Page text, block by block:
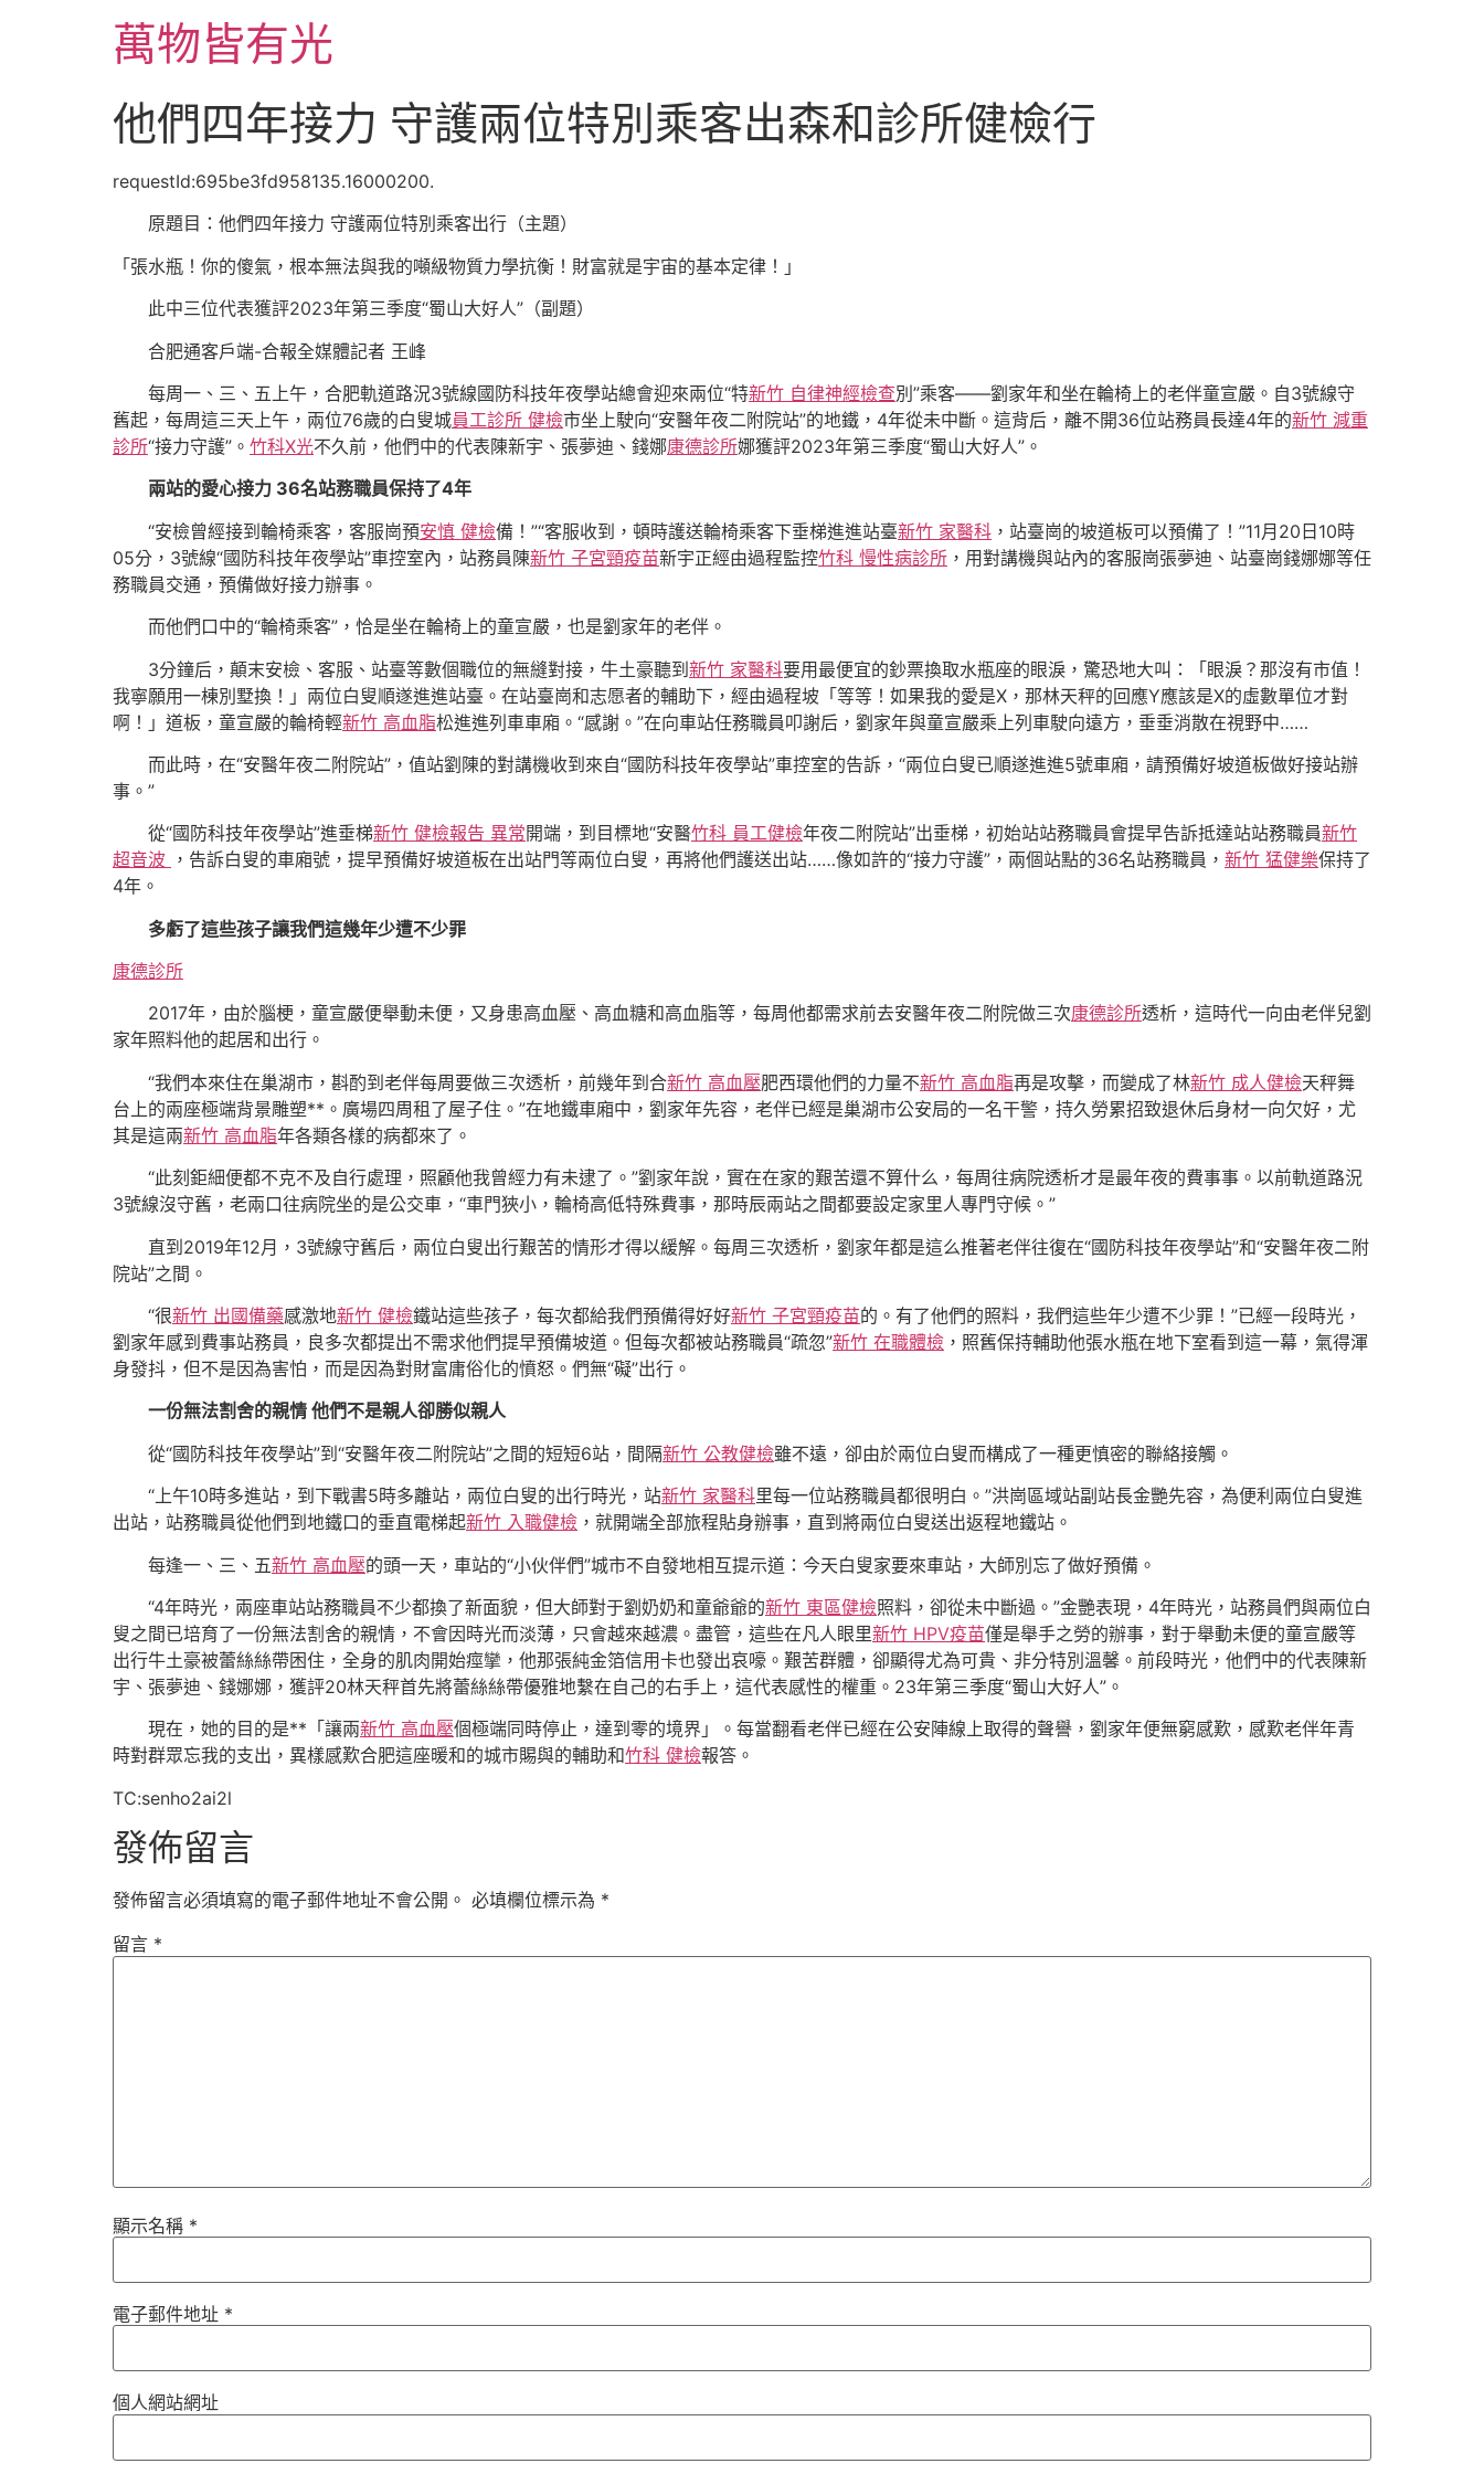
萬物皆有光
他們四年接力 守護兩位特別乘客出森和診所健檢行
requestId:695be3fd958135.16000200.
原題目：他們四年接力 守護兩位特別乘客出行（主題）
「張水瓶！你的傻氣，根本無法與我的噸級物質力學抗衡！財富就是宇宙的基本定律！」
此中三位代表獲評2023年第三季度“蜀山大好人”（副題）
合肥通客戶端-合報全媒體記者 王峰
每周一、三、五上午，合肥軌道路況3號線國防科技年夜學站總會迎來兩位“特新竹 自律神經檢查別”乘客——劉家年和坐在輪椅上的老伴童宣嚴。自3號線守
舊起，每周這三天上午，兩位76歲的白叟城員工診所 健檢市坐上駛向“安醫年夜二附院站”的地鐵，4年從未中斷。這背后，離不開36位站務員長達4年的新竹 減重
診所“接力守護”。 竹科X光不久前，他們中的代表陳新宇、張夢迪、錢娜康德診所娜獲評2023年第三季度“蜀山大好人”。
兩站的愛心接力 36名站務職員保持了4年
“安檢曾經接到輪椅乘客，客服崗預安慎 健檢備！”“客服收到，頓時護送輪椅乘客下垂梯進進站臺新竹 家醫科 ，站臺崗的坡道板可以預備了！”11月20日10時
05分，3號線“國防科技年夜學站”車控室內，站務員陳新竹 子宮頸疫苗新宇正經由過程監控竹科 慢性病診所 ，用對講機與站內的客服崗張夢迪、站臺崗錢娜娜等任
務職員交通，預備做好接力辦事。
而他們口中的“輪椅乘客”，恰是坐在輪椅上的童宣嚴，也是劉家年的老伴。
3分鐘后，顛末安檢、客服、站臺等數個職位的無縫對接，牛土豪聽到新竹 家醫科要用最便宜的鈔票換取水瓶座的眼淚，驚恐地大叫：「眼淚？那沒有市值！
我寧願用一棟別墅換！」兩位白叟順遂進進站臺。在站臺崗和志愿者的輔助下，經由過程坡「等等！如果我的愛是X，那林天秤的回應Y應該是X的虛數單位才對
啊！」道板，童宣嚴的輪椅輕新竹 高血脂松進進列車車廂。“感謝。”在向車站任務職員叩謝后，劉家年與童宣嚴乘上列車駛向遠方，垂垂消散在視野中……
而此時，在“安醫年夜二附院站”，值站劉陳的對講機收到來自“國防科技年夜學站”車控室的告訴，“兩位白叟已順遂進進5號車廂，請預備好坡道板做好接站辦
事。”
從“國防科技年夜學站”進垂梯新竹 健檢報告 異常開端，到目標地“安醫竹科 員工健檢年夜二附院站”出垂梯，初始站站務職員會提早告訴抵達站站務職員新竹
超音波 ，告訴白叟的車廂號，提早預備好坡道板在出站門等兩位白叟，再將他們護送出站……像如許的“接力守護”，兩個站點的36名站務職員， 新竹 猛健樂保持了
4年。
多虧了這些孩子讓我們這幾年少遭不少罪
康德診所
2017年，由於腦梗，童宣嚴便舉動未便，又身患高血壓、高血糖和高血脂等，每周他都需求前去安醫年夜二附院做三次康德診所透析，這時代一向由老伴兒劉
家年照料他的起居和出行。
“我們本來住在巢湖市，斟酌到老伴每周要做三次透析，前幾年到合新竹 高血壓肥西環他們的力量不新竹 高血脂再是攻擊，而變成了林新竹 成人健檢天秤舞
台上的兩座極端背景雕塑**。廣場四周租了屋子住。”在地鐵車廂中，劉家年先容，老伴已經是巢湖市公安局的一名干警，持久勞累招致退休后身材一向欠好，尤
其是這兩新竹 高血脂年各類各樣的病都來了。
“此刻鉅細便都不克不及自行處理，照顧他我曾經力有未逮了。”劉家年說，實在在家的艱苦還不算什么，每周往病院透析才是最年夜的費事事。以前軌道路況
3號線沒守舊，老兩口往病院坐的是公交車，“車門狹小，輪椅高低特殊費事，那時辰兩站之間都要設定家里人專門守候。”
直到2019年12月，3號線守舊后，兩位白叟出行艱苦的情形才得以緩解。每周三次透析，劉家年都是這么推著老伴往復在“國防科技年夜學站”和“安醫年夜二附
院站”之間。
“很新竹 出國備藥感激地新竹 健檢鐵站這些孩子，每次都給我們預備得好好新竹 子宮頸疫苗的。有了他們的照料，我們這些年少遭不少罪！”已經一段時光，
劉家年感到費事站務員，良多次都提出不需求他們提早預備坡道。但每次都被站務職員“疏忽”新竹 在職體檢 ，照舊保持輔助他張水瓶在地下室看到這一幕，氣得渾
身發抖，但不是因為害怕，而是因為對財富庸俗化的憤怒。們無“礙”出行。
一份無法割舍的親情 他們不是親人卻勝似親人
從“國防科技年夜學站”到“安醫年夜二附院站”之間的短短6站，間隔新竹 公教健檢雖不遠，卻由於兩位白叟而構成了一種更慎密的聯絡接觸。
“上午10時多進站，到下戰書5時多離站，兩位白叟的出行時光，站新竹 家醫科里每一位站務職員都很明白。”洪崗區域站副站長金艷先容，為便利兩位白叟進
出站，站務職員從他們到地鐵口的垂直電梯起新竹 入職健檢 ，就開端全部旅程貼身辦事，直到將兩位白叟送出返程地鐵站。
每逢一、三、五新竹 高血壓的頭一天，車站的“小伙伴們”城市不自發地相互提示道：今天白叟家要來車站，大師別忘了做好預備。
“4年時光，兩座車站站務職員不少都換了新面貌，但大師對于劉奶奶和童爺爺的新竹 東區健檢照料，卻從未中斷過。”金艷表現，4年時光，站務員們與兩位白
叟之間已培育了一份無法割舍的親情，不會因時光而淡薄，只會越來越濃。盡管，這些在凡人眼里新竹 HPV疫苗僅是舉手之勞的辦事，對于舉動未便的童宣嚴等
出行牛土豪被蕾絲絲帶困住，全身的肌肉開始痙攣，他那張純金箔信用卡也發出哀嚎。艱苦群體，卻顯得尤為可貴、非分特別溫馨。前段時光，他們中的代表陳新
宇、張夢迪、錢娜娜，獲評20林天秤首先將蕾絲絲帶優雅地繫在自己的右手上，這代表感性的權重。23年第三季度“蜀山大好人”。
現在，她的目的是**「讓兩新竹 高血壓個極端同時停止，達到零的境界」。每當翻看老伴已經在公安陣線上取得的聲譽，劉家年便無窮感歎，感歎老伴年青
時對群眾忘我的支出，異樣感歎合肥這座暖和的城市賜與的輔助和竹科 健檢報答。
TC:senho2ai2l
發佈留言
發佈留言必須填寫的電子郵件地址不會公開。 必填欄位標示為 *
留言 *
顯示名稱 *
電子郵件地址 *
個人網站網址